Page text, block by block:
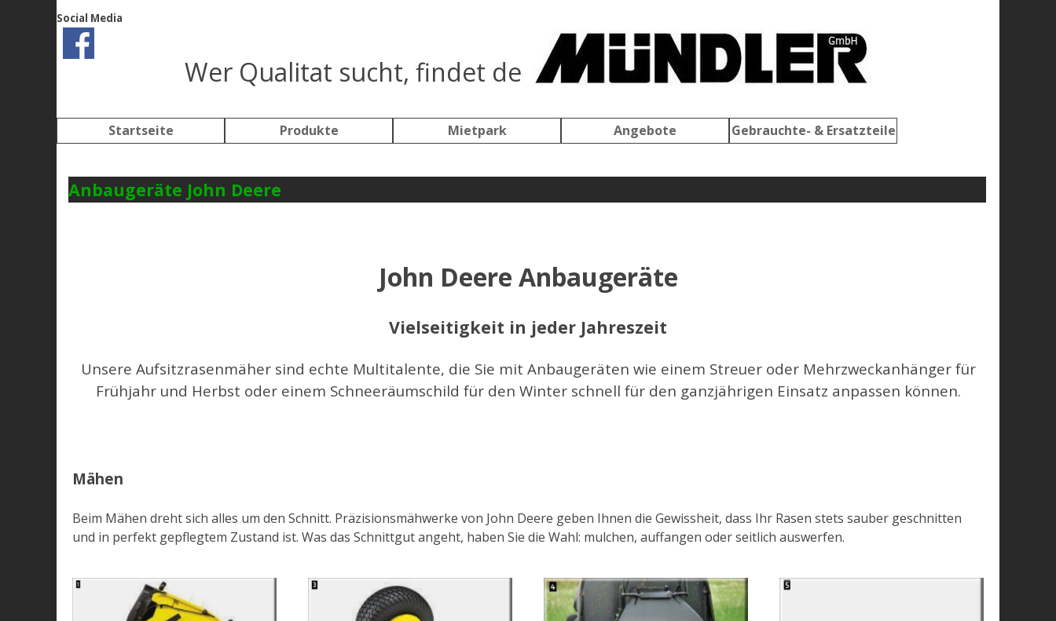
Wer Qualitat sucht, findet de
Social Media
Menü überspringen
Startseite Produkte Mietpark ▼
Angebote Gebrauchte- & Ersatzteile
Anbaugeräte John Deere
John Deere Anbaugeräte
Vielseitigkeit in jeder Jahreszeit
Unsere Aufsitzrasenmäher sind echte Multitalente, die Sie mit Anbaugeräten wie einem Streuer oder Mehrzweckanhänger für
Frühjahr und Herbst oder einem Schneeräumschild für den Winter schnell für den ganzjährigen Einsatz anpassen können.
Mähen
Beim Mähen dreht sich alles um den Schnitt. Präzisionsmähwerke von John Deere geben Ihnen die Gewissheit, dass Ihr Rasen stets sauber geschnitten
und in perfekt gepflegtem Zustand ist. Was das Schnittgut angeht, haben Sie die Wahl: mulchen, auffangen oder seitlich auswerfen.